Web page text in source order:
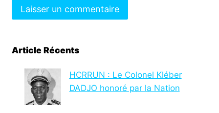
Article Récents
HCRRUN : Le Colonel Kléber
DADJO honoré par la Nation